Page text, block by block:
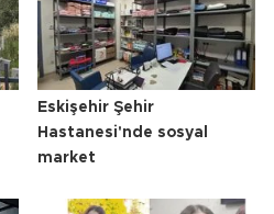
Eskişehir Şehir
Hastanesi'nde sosyal
market